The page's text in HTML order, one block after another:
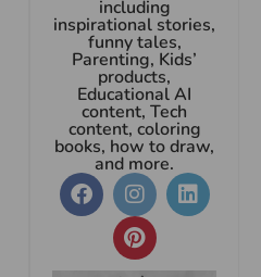
including
inspirational stories,
funny tales,
Parenting, Kids’
products,
Educational AI
content, Tech
content, coloring
books, how to draw,
and more.